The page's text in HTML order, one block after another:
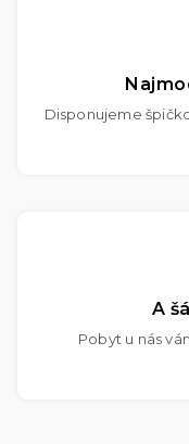
Disponujeme
A
Pobyt u nás